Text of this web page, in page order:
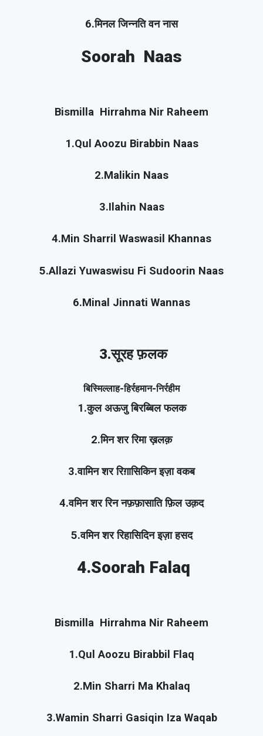
6.मिनल जिन्नति वन नास
Soorah Naas
Bismilla Hirrahma Nir Raheem
1.Qul Aoozu Birabbin Naas
2.Malikin Naas
3.Ilahin Naas
4.Min Sharril Waswasil Khannas
5.Allazi Yuwaswisu Fi Sudoorin Naas
6.Minal Jinnati Wannas
3.सूरह फ़लक
बिस्मिल्लाह-हिर्रहमान-निर्रहीम
1.कुल अऊजु बिरब्बिल फलक
2.मिन शर रिमा ख़लक़
3.वामिन शर रिग़ासिकिन इज़ा वकब
4.वमिन शर रिन नफ़फ़ासाति फ़िल उक़द
5.वमिन शर रिहासिदिन इज़ा हसद
4.Soorah Falaq
Bismilla Hirrahma Nir Raheem
1.Qul Aoozu Birabbil Flaq
2.Min Sharri Ma Khalaq
3.Wamin Sharri Gasiqin Iza Waqab